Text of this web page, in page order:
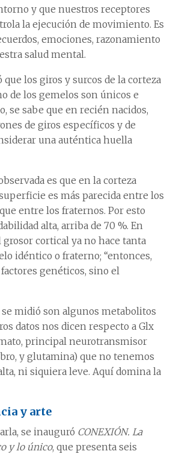
y que nuestros receptores
la ejecución de movimiento. Es
emociones, razonamiento
salud mental.
los giros y surcos de la corteza
de los gemelos son únicos e
se sabe que en recién nacidos,
de giros específicos y de
una auténtica huella
es que en la corteza
es más parecida entre los
entre los fraternos. Por esto
alta, arriba de 70 %. En
grosor cortical ya no hace tanta
idéntico o fraterno; “entonces,
genéticos, sino el
se midió son algunos metabolitos
datos nos dicen respecto a Glx
principal neurotransmisor
y glutamina) que no tenemos
ni siquiera leve. Aquí domina la
y arte
se inauguró CONEXIÓN. La
y lo único, que presenta seis